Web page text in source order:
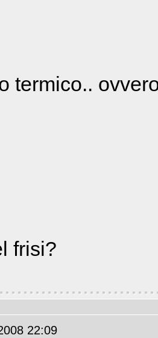
termico..
frisi?
22:09